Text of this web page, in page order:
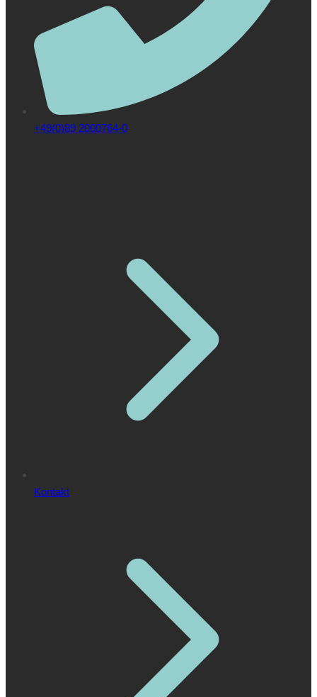
+49(0)89 2000764-0
Kontakt